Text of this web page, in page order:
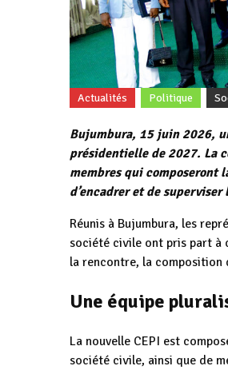
Actualités Politique
Bujumbura, 15 juin 2026,
présidentielle de 2027. La
membres qui composeront
d’encadrer et de
Réunis à Bujumbura, les
société civile ont pris part à
la rencontre, la composition
Une équipe
La nouvelle CEPI est
société civile, ainsi que de